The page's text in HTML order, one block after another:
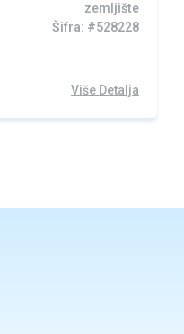
zemljište
Šifra: #528228
Više Detalja